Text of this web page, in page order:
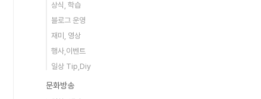
상식, 학습
블로그 운영
재미, 영상
행사,이벤트
일상 Tip,Diy
문화방송